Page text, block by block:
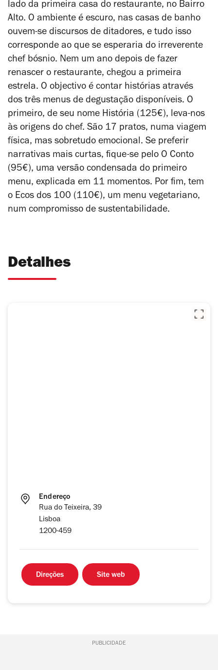
lado da primeira casa do restaurante, no Bairro
Alto. O ambiente é escuro, nas casas de banho
ouvem-se discursos de ditadores, e tudo isso
corresponde ao que se esperaria do irreverente
chef bósnio. Nem um ano depois de fazer
renascer o restaurante, chegou a primeira
estrela. O objectivo é contar histórias através
dos três menus de degustação disponíveis. O
primeiro, de seu nome História (125€), leva-nos
às origens do chef. São 17 pratos, numa viagem
física, mas sobretudo emocional. Se preferir
narrativas mais curtas, fique-se pelo O Conto
(95€), uma versão condensada do primeiro
menu, explicada em 11 momentos. Por fim, tem
o Ecos dos 100 (110€), um menu vegetariano,
num compromisso de sustentabilidade.
Detalhes
Endereço
Rua do Teixeira, 39
Lisboa
1200-459
Direções Site web
PUBLICIDADE